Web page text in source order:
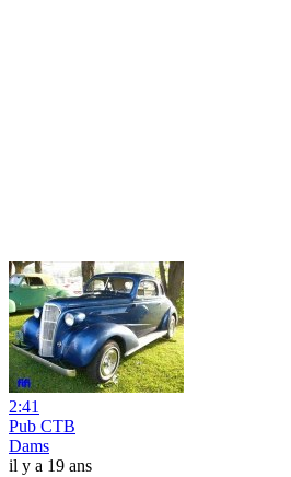
2:41
Pub CTB
Dams
il y a 19 ans